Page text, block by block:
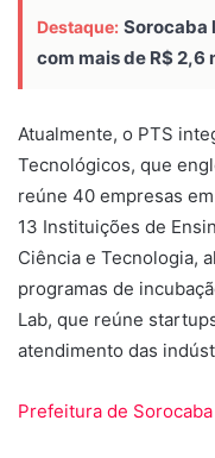
Destaque: Sorocaba
com mais de R$ 2,6
Atualmente, o PTS
Tecnológicos, que
reúne 40 empresas
13 Instituições de
Ciência e Tecnologia,
programas de
Lab, que reúne
atendimento das
Prefeitura de Sorocaba